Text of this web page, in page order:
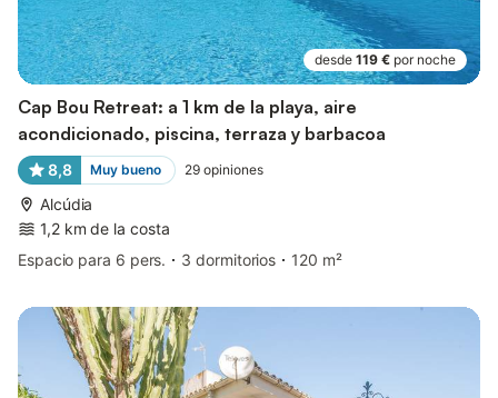
desde 119 € por noche
Cap Bou Retreat: a 1 km de la playa, aire
acondicionado, piscina, terraza y barbacoa
8,8 Muy bueno 29 opiniones
Alcúdia
1,2 km de la costa
Espacio para 6 pers.
3 dormitorios 120 m²